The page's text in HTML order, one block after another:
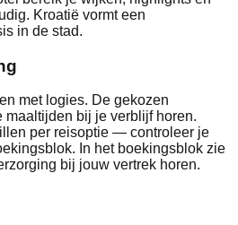
Kroatië vormt een
in de stad.
met logies. De gekozen
bij je verblijf horen.
per reisoptie — controleer je
In het boekingsblok zie
bij jouw vertrek horen.